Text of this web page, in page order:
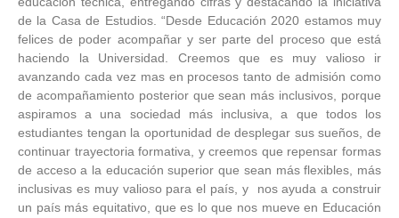
de la Casa de Estudios. “Desde Educación 2020 estamos muy
felices de poder acompañar y ser parte del proceso que está
haciendo la Universidad. Creemos que es muy valioso ir
avanzando cada vez mas en procesos tanto de admisión como
de acompañamiento posterior que sean más inclusivos, porque
aspiramos a una sociedad más inclusiva, a que todos los
estudiantes tengan la oportunidad de desplegar sus sueños, de
continuar trayectoria formativa, y creemos que repensar formas
de acceso a la educación superior que sean más flexibles, más
inclusivas es muy valioso para el país, y nos ayuda a construir
un país más equitativo, que es lo que nos mueve en Educación